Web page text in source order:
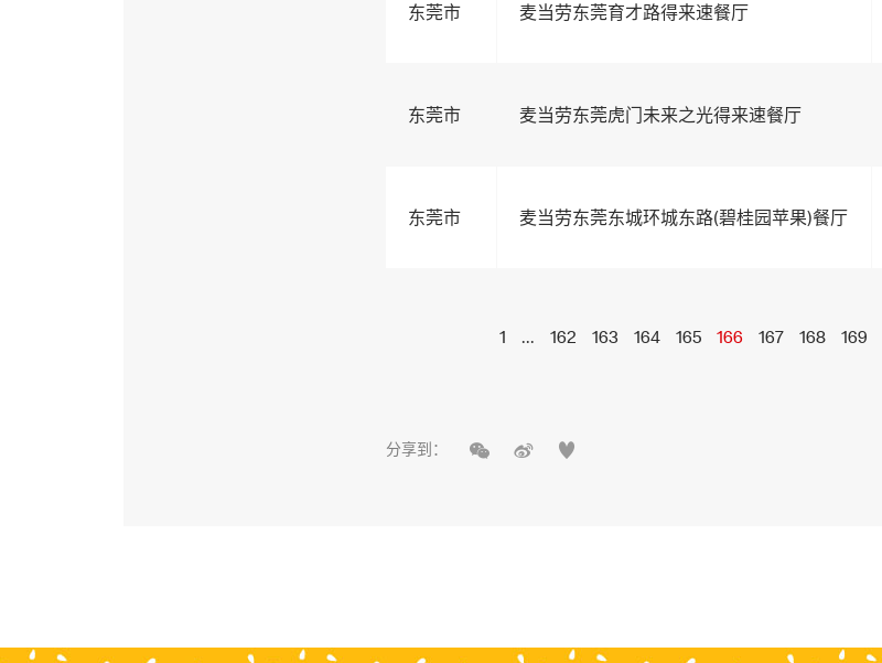
东莞市 麦当劳东莞育才路得来速餐厅
东莞市 麦当劳东莞虎门未来之光得来速餐厅
东莞市 麦当劳东莞东城环城东路(碧桂园苹果)餐厅
1 ... 162 163 164 165 166 167 168 169
分享到：   